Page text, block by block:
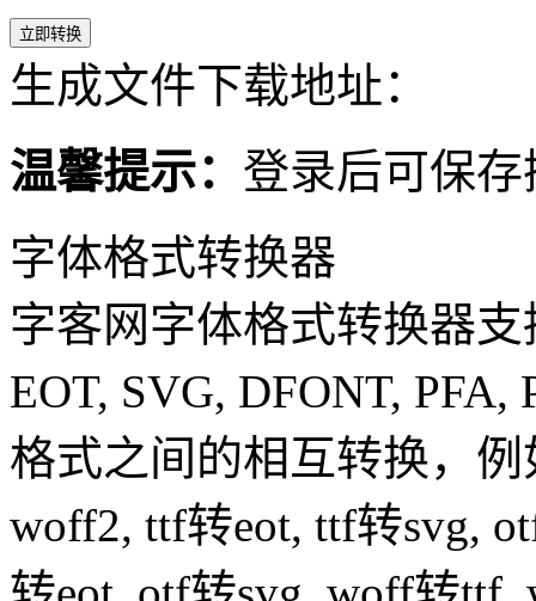
立即转换
生成文件下载地址：
温馨提示： 登录后可保
字体格式转换器
字客网字体格式转换器支
EOT, SVG, DFONT, PFA,
格式之间的相互转换，
woff2, ttf转eot, ttf转svg,